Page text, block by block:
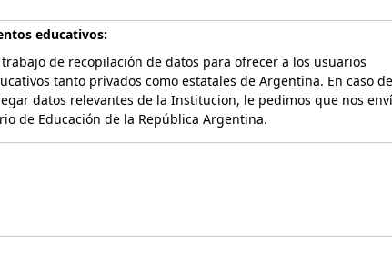
educativos:
de recopilación de datos para ofrecer a los usuarios
tanto privados como estatales de Argentina. En caso de
datos relevantes de la Institucion, le pedimos que nos
de Educación de la República Argentina.